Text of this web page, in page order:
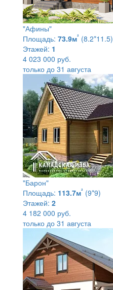
"Афины"
Площадь: 73.9м² (8.2*11.5)
Этажей: 1
4 023 000 руб.
только до 31 августа
"Барон"
Площадь: 113.7м² (9*9)
Этажей: 2
4 182 000 руб.
только до 31 августа